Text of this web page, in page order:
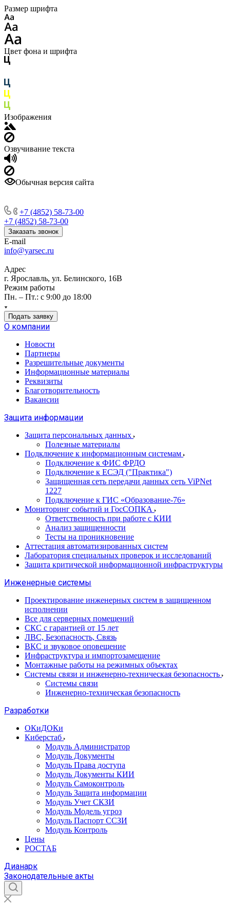
Размер шрифта
Цвет фона и шрифта
Изображения
Озвучивание текста
Обычная версия сайта
+7 (4852) 58-73-00
+7 (4852) 58-73-00
Заказать звонок
E-mail
info@yarsec.ru
Адрес
г. Ярославль, ул. Белинского, 16В
Режим работы
Пн. – Пт.: с 9:00 до 18:00
Подать заявку
О компании
Новости
Партнеры
Разрешительные документы
Информационные материалы
Реквизиты
Благотворительность
Вакансии
Защита информации
Защита персональных данных
Полезные материалы
Подключение к информационным системам
Подключение к ФИС ФРДО
Подключение к ЕСЭД ("Практика")
Защищенная сеть передачи данных сеть ViPNet
1227
Подключение к ГИС «Образование-76»
Мониторинг событий и ГосСОПКА
Ответственность при работе с КИИ
Анализ защищенности
Тесты на проникновение
Аттестация автоматизированных систем
Лаборатория специальных проверок и исследований
Защита критической информационной инфраструктуры
Инженерные системы
Проектирование инженерных систем в защищенном
исполнении
Все для серверных помещений
СКС с гарантией от 15 лет
ЛВС, Безопасность, Связь
ВКС и звуковое оповещение
Инфраструктура и импортозамещение
Монтажные работы на режимных объектах
Системы связи и инженерно-техническая безопасность
Системы связи
Инженерно-техническая безопасность
Разработки
ОКиДОКи
Киберстаб
Модуль Администратор
Модуль Документы
Модуль Права доступа
Модуль Документы КИИ
Модуль Самоконтроль
Модуль Защита информации
Модуль Учет СКЗИ
Модуль Модель угроз
Модуль Паспорт ССЗИ
Модуль Контроль
Цены
РОСТАБ
Дианарк
Законодательные акты